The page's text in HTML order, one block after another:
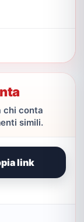
chi conta
simili.
link